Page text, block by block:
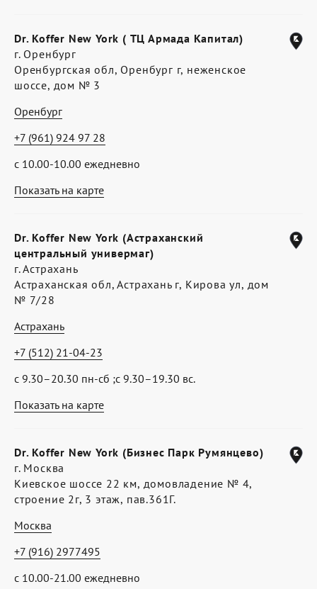
Показать на карте
Dr. Koffer New York ( ТЦ Армада Капитал)
г. Оренбург
Оренбургская обл, Оренбург г, неженское
шоссе, дом № 3
Оренбург
с 10.00-10.00 ежедневно
+7 (961) 924 97 28
Показать на карте
Dr. Koffer New York (Астраханский
центральный универмаг)
г. Астрахань
Астраханская обл, Астрахань г, Кирова ул, дом
№ 7/28
Астрахань
с 9.30–20.30 пн-сб ;с 9.30–19.30 вс.
+7 (512) 21-04-23
Dr. Koffer New York (Бизнес Парк Румянцево)
г. Москва
Киевское шоссе 22 км, домовладение № 4,
строение 2г, 3 этаж, пав.361Г.
Москва
с 10.00-21.00 ежедневно
+7 (916) 2977495